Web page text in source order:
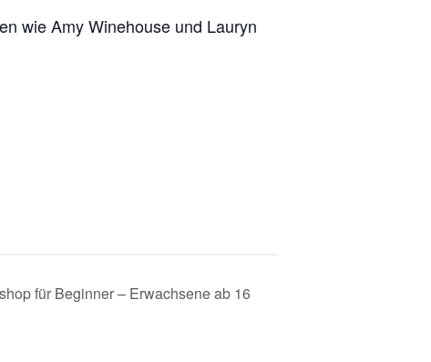
wie Amy Winehouse und Lauryn
für Beginner – Erwachsene ab 16